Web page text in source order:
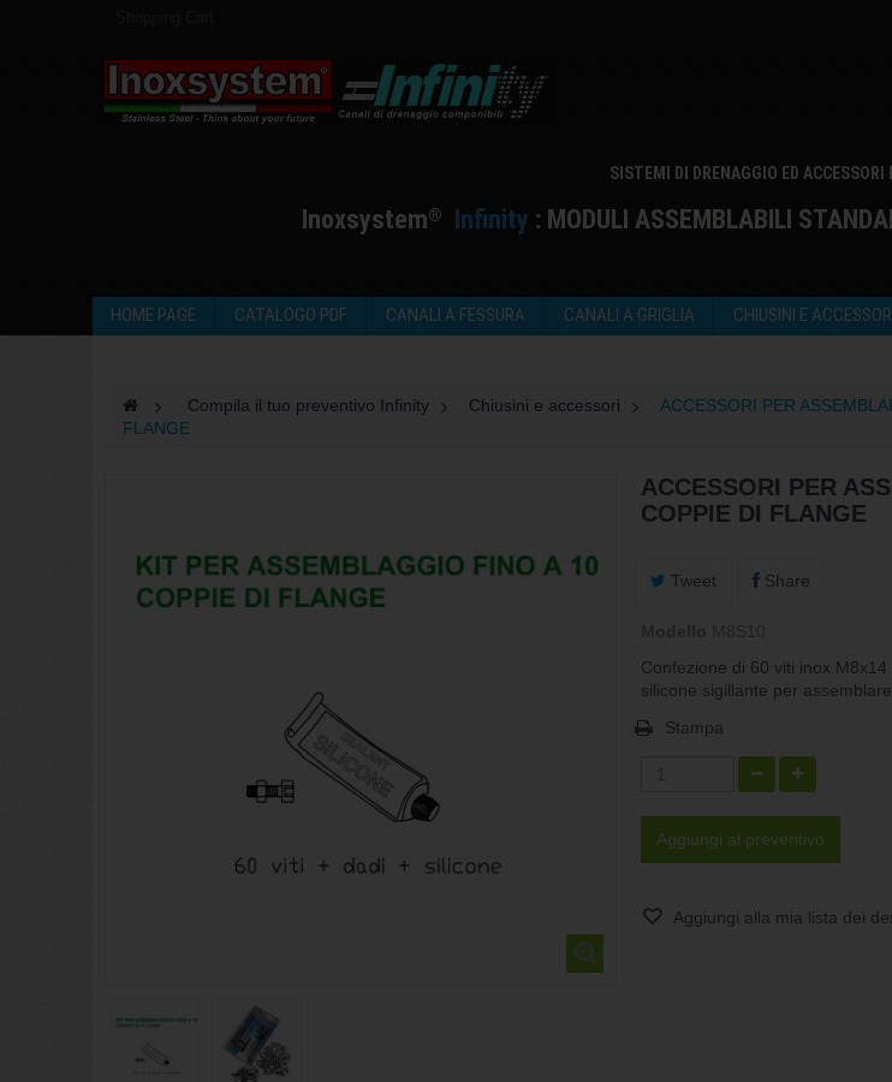
SISTEMI DI DRENAGGIO ED
Inoxsystem® Infinity : MODULI ASSEMBLABILI
HOME PAGE CATALOGO PDF CANALI A FESSURA CANALI A GRIGLIA CHIUSINI E
> Compila il tuo preventivo Infinity > Chiusini e accessori >
ACCESSORI PER
FLANGE
ACCESSORI PER
COPPIE DI FLANGE
Tweet Share
Confezione di 60 viti inox
silicone sigillante per
Stampa
Aggiungi al preventivo
Aggiungi alla mia lista dei